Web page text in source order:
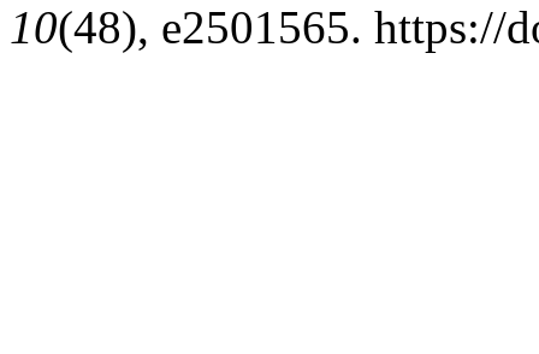
10(48), e2501565. https://